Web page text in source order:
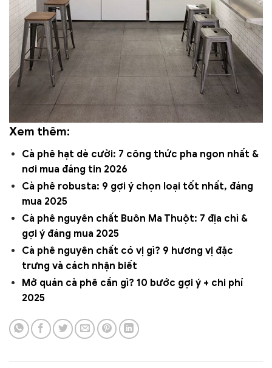
Xem thêm:
Cà phê hạt dẻ cười: 7 công thức pha ngon nhất &
nơi mua đáng tin 2026
Cà phê robusta: 9 gợi ý chọn loại tốt nhất, đáng
mua 2025
Cà phê nguyên chất Buôn Ma Thuột: 7 địa chỉ &
gợi ý đáng mua 2025
Cà phê nguyên chất có vị gì? 9 hương vị đặc
trưng và cách nhận biết
Mở quán cà phê cần gì? 10 bước gợi ý + chi phí
2025